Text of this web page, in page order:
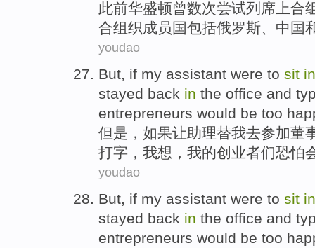
此前华盛顿曾数次尝试列席 上合
合组织成员国包括俄罗斯、 中国
youdao
But, if my assistant were to sit in
stayed back in the office and
entrepreneurs would be too
但是 ， 如果让助理替我去参加董
打字 ，我想，我的创业者们恐怕
youdao
But if my assistant were to sit in
stayed back in the office and
entrepreneurs would be too